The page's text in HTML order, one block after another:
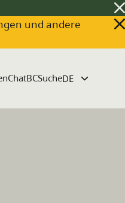
und andere
ChatBCSuche